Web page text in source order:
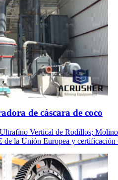
de cáscara de coco
Vertical de Rodillos;
de la Unión Europea y